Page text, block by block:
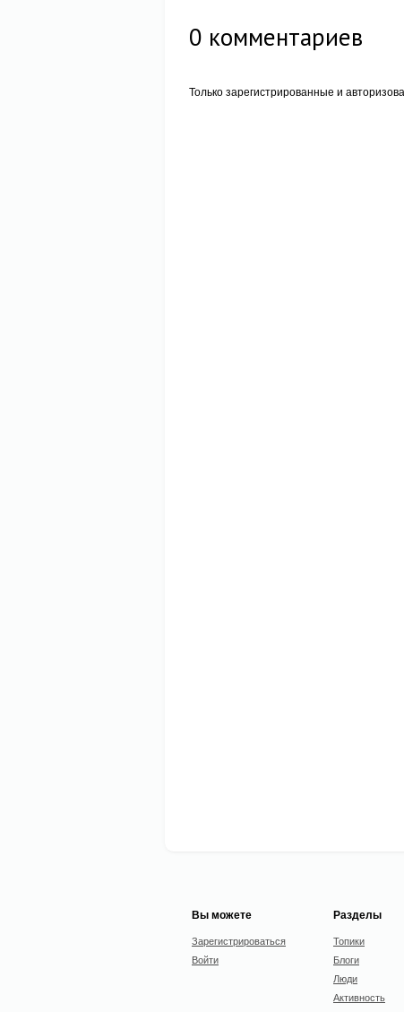
0 комментариев
Только зарегистрированные и
Вы можете
Зарегистрироваться
Войти
Разделы
Топики
Блоги
Люди
Активность